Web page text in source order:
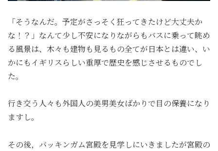
「そうなんだ。予定がさっそく狂ってきたけど大丈夫か
な！？」なんて少し不安になりながらもバスに乗って眺め
る風景は、木々も建物も見るもの全てが日本とは違い、い
かにもイギリスらしい重厚で歴史を感じさせるものでし
た。
行き交う人々も外国人の美男美女ばかりで目の保養になり
ますし。
その後，バッキンガム宮殿を見学しにいきましたが宮殿の